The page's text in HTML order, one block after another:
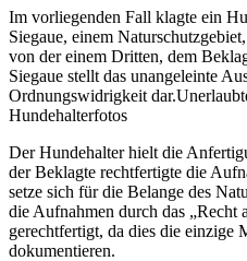
Im vorliegenden Fall klagte ein
Siegaue, einem
von der einem Dritten, dem
Siegaue stellt das unangeleinte
Ordnungswidrigkeit
Hundehalterfotos
Der Hundehalter hielt die
der Beklagte rechtfertigte die
setze sich für die Belange des
die Aufnahmen durch das „Recht
gerechtfertigt, da dies die einzige
dokumentieren.